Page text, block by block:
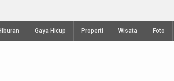
Gaya Hidup Properti Wisata Foto